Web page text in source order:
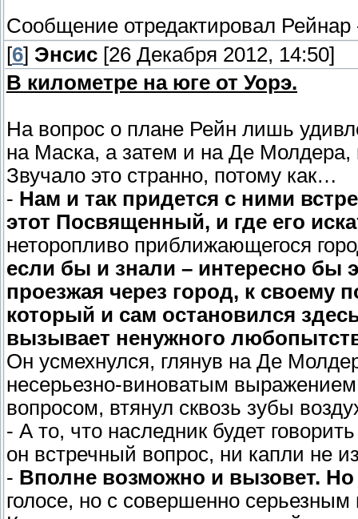
Сообщение отредактировал Рейнар
[6] Энсис [26 Декабря 2012, 14:50]
В километре на юге от Уорэ.
На вопрос о плане Рейн лишь
на Маска, а затем и на Де
Звучало это странно, потому как…
- Нам и так придется с ними
этот Посвященный, и где его
неторопливо приближающегося
если бы и знали – интересно бы
проезжая через город, к своему
который и сам остановился
вызывает ненужного
Он усмехнулся, глянув на Де
несерьезно-виноватым
вопросом, втянул сквозь зубы
- А то, что наследник будет
он встречный вопрос, ни капли не
- Вполне возможно и вызовет.
голосе, но с совершенно